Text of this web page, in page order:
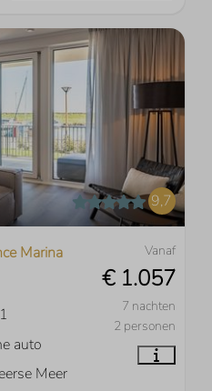
9,7
Vanaf
€ 1.057
7 nachten
2 personen
Marina
1
auto
Meer